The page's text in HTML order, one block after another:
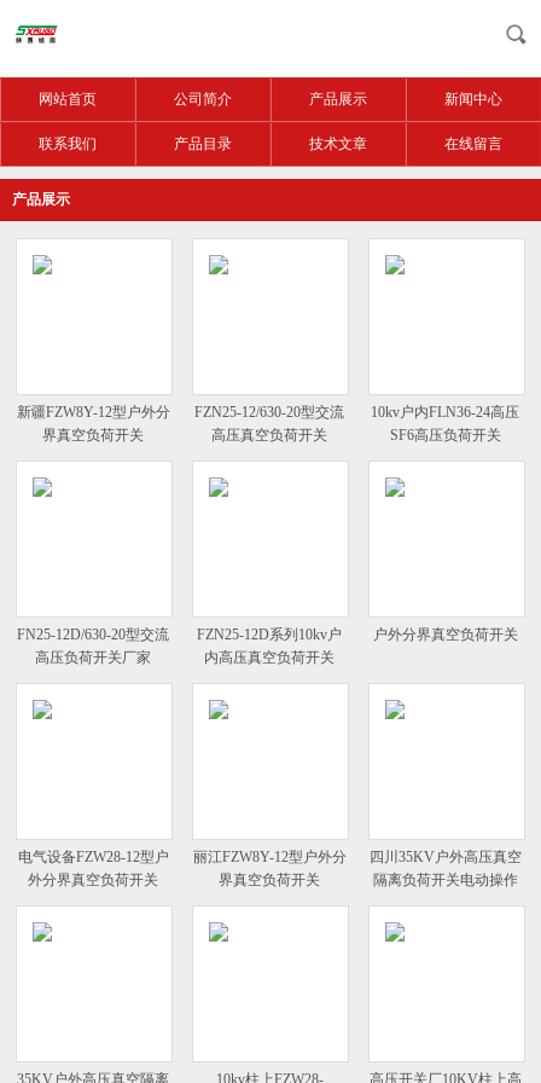
网站首页 公司简介 产品展示 新闻中心
联系我们 产品目录 技术文章 在线留言
产品展示
新疆FZW8Y-12型户外分
界真空负荷开关
FZN25-12/630-20型交流
高压真空负荷开关
10kv户内FLN36-24高压
SF6高压负荷开关
FN25-12D/630-20型交流
高压负荷开关厂家
FZN25-12D系列10kv户
内高压真空负荷开关
户外分界真空负荷开关
电气设备FZW28-12型户
外分界真空负荷开关
丽江FZW8Y-12型户外分
界真空负荷开关
四川35KV户外高压真空
隔离负荷开关电动操作
35KV户外高压真空隔离 10kv柱上FZW28- 高压开关厂10KV柱上高